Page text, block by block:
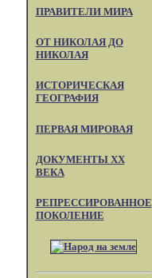
ПРАВИТЕЛИ МИРА
ОТ НИКОЛАЯ ДО
НИКОЛАЯ
ИСТОРИЧЕСКАЯ
ГЕОГРАФИЯ
ПЕРВАЯ МИРОВАЯ
ДОКУМЕНТЫ XX
ВЕКА
РЕПРЕССИРОВАННОЕ
ПОКОЛЕНИЕ